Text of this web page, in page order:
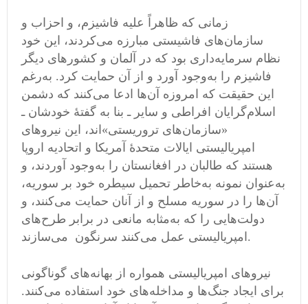
زمانی که ظاهراً علیه فاشیزم، و احزاب و
سازمان‌های فاشیستی مبارزه می‌کردند، این خود
نظام سرمایه‌داری بود که در آلمان و کشورهای دیگر
فاشیزم را به‌وجود آورد و از آن حمایت کرد. به‌رغم
این حقیقت که امروزه آن‌ها ادعا می‌کنند که دشمن
اسلام‌گرایان افراطی و سایر ـ بنا به گفتهٔ خودشان ـ
«سازمان‌های تروریستی»اند، این نیروهای
امپریالیستی ایالات متحدهٔ آمریکا و اتحادیه اروپا
هستند که طالبان در افغانستان را به‌وجود آوردند، و
به‌عنوان نمونه به‌خاطر تحمیل سیطره خود بر سوریه،
آن‌ها را در سوریه مسلح و از آنان حمایت می‌کنند، و
دولت‌هایی را که به‌مثابه مانعی در برابر طرح‌های
امپریالیستی عمل می‌کنند سرنگون می‌سازند.
نیروهای امپریالیستی همواره از بهانه‌های گوناگونی
برای ایجاد جنگ‌ها و مداخله‌های خود استفاده می‌کنند.